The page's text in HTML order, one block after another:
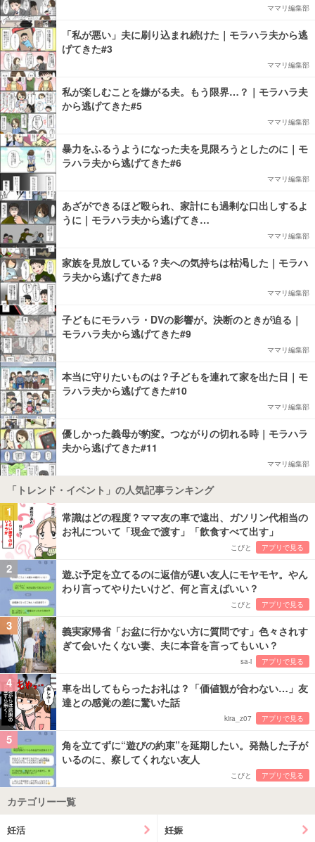
ママリ編集部
「私が悪い」夫に刷り込まれ続けた｜モラハラ夫から逃
げてきた#3
ママリ編集部
私が楽しむことを嫌がる夫。もう限界…？｜モラハラ夫
から逃げてきた#5
ママリ編集部
暴力をふるうようになった夫を見限ろうとしたのに｜モ
ラハラ夫から逃げてきた#6
ママリ編集部
あざができるほど殴られ、家計にも過剰な口出しするよ
うに｜モラハラ夫から逃げてき…
ママリ編集部
家族を見放している？夫への気持ちは枯渇した｜モラハ
ラ夫から逃げてきた#8
ママリ編集部
子どもにモラハラ・DVの影響が。決断のときが迫る｜
モラハラ夫から逃げてきた#9
ママリ編集部
本当に守りたいものは？子どもを連れて家を出た日｜モ
ラハラ夫から逃げてきた#10
ママリ編集部
優しかった義母が豹変。つながりの切れる時｜モラハラ
夫から逃げてきた#11
ママリ編集部
「トレンド・イベント」の人気記事ランキング
1
常識はどの程度？ママ友の車で遠出、ガソリン代相当の
お礼について「現金で渡す」「飲食すべて出す」
こびと アプリで見る
2
遊ぶ予定を立てるのに返信が遅い友人にモヤモヤ。やん
わり言ってやりたいけど、何と言えばいい？
こびと アプリで見る
3
義実家帰省「お盆に行かない方に質問です」色々されす
ぎて会いたくない妻、夫に本音を言ってもいい？
sa-i アプリで見る
4
車を出してもらったお礼は？「価値観が合わない…」友
達との感覚の差に驚いた話
kira_z07 アプリで見る
5
角を立てずに“遊びの約束”を延期したい。発熱した子が
いるのに、察してくれない友人
こびと アプリで見る
カテゴリー一覧
妊活 妊娠